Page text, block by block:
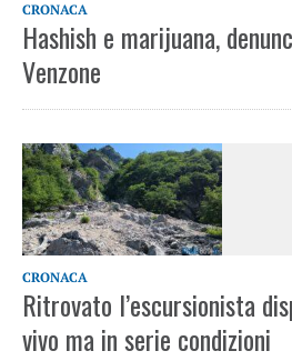
CRONACA
Hashish e marijuana,
Venzone
CRONACA
Ritrovato l’escursionista
vivo ma in serie condizioni